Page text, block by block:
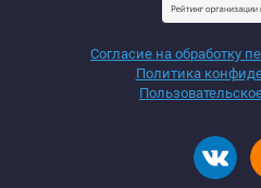
Согласие на обработку
Политика